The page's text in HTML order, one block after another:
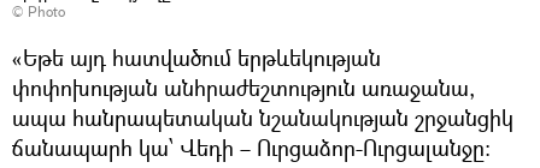
© Photo
«Եթե այդ հատվածում երթևեկության
փոփոխության անհրաժեշտություն առաջանա,
ապա հանրապետական նշանակության շրջանցիկ
ճանապարհ կա՝ Վեդի – Ուրցաձոր-Ուրցալանջը։